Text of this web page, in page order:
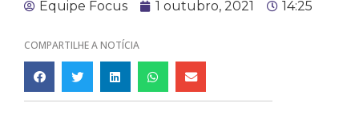
Equipe Focus 1 outubro, 2021 14:25
COMPARTILHE A NOTÍCIA